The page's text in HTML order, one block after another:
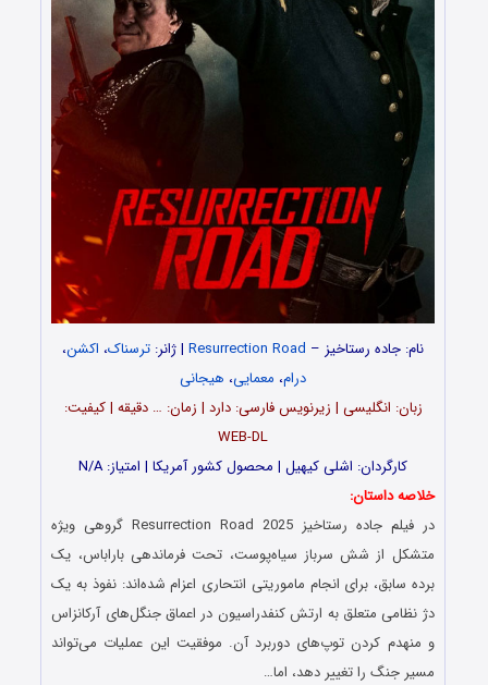
نام: جاده رستاخیز – Resurrection Road | ژانر: ترسناک، اکشن،
درام، معمایی، هیجانی
زبان: انگلیسی | زیرنویس فارسی: دارد | زمان: … دقیقه | کیفیت:
WEB-DL
کارگردان: اشلی کیهیل | محصول کشور آمریکا | امتیاز: N/A
خلاصه داستان:
در فیلم جاده رستاخیز Resurrection Road 2025 گروهی ویژه
متشکل از شش سرباز سیاه‌پوست، تحت فرماندهی باراباس، یک
برده سابق، برای انجام ماموریتی انتحاری اعزام شده‌اند: نفوذ به یک
دژ نظامی متعلق به ارتش کنفدراسیون در اعماق جنگل‌های آرکانزاس
و منهدم کردن توپ‌های دوربرد آن. موفقیت این عملیات می‌تواند
مسیر جنگ را تغییر دهد، اما…